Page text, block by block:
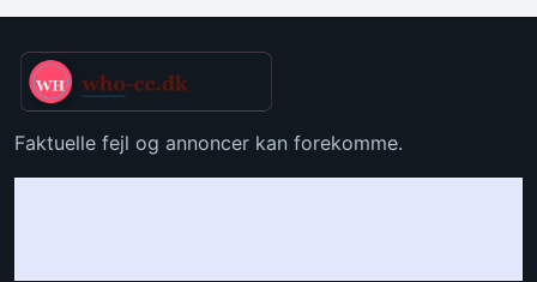
Faktuelle fejl og annoncer kan forekomme.